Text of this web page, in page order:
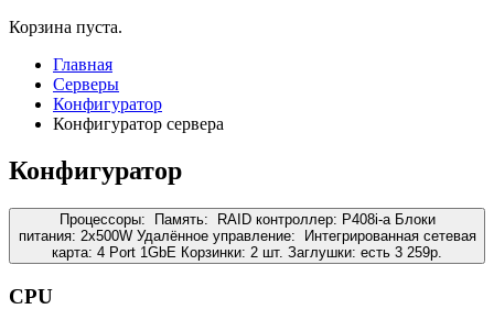
Корзина пуста.
Главная
Серверы
Конфигуратор
Конфигуратор сервера
Конфигуратор
Процессоры: Память: RAID контроллер: P408i-a Блоки
питания: 2x500W Удалённое управление:
Интегрированная сетевая
карта: 4 Port 1GbE Корзинки: 2 шт. Заглушки: есть 3 259р.
CPU